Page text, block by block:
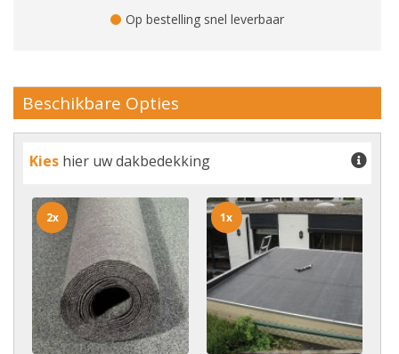
Op bestelling snel leverbaar
Beschikbare Opties
Kies hier uw dakbedekking
2x 1x